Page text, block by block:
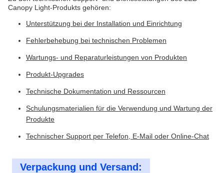
Canopy Light-Produkts gehören:
Unterstützung bei der Installation und Einrichtung
Fehlerbehebung bei technischen Problemen
Wartungs- und Reparaturleistungen von Produkten
Produkt-Upgrades
Technische Dokumentation und Ressourcen
Schulungsmaterialien für die Verwendung und Wartung der
Produkte
Technischer Support per Telefon, E-Mail oder Online-Chat
Verpackung und Versand: